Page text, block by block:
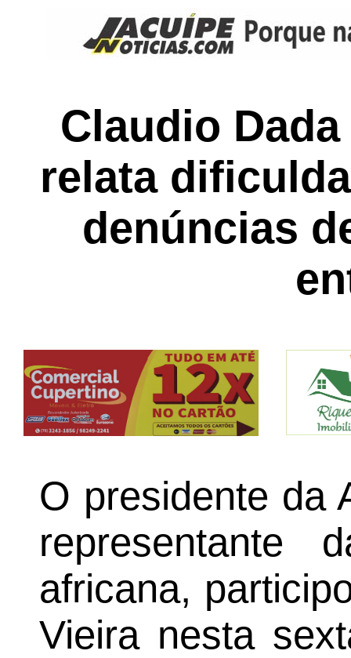
Claudio
relata
denúncias
O presidente da
representante
africana,
Vieira nesta